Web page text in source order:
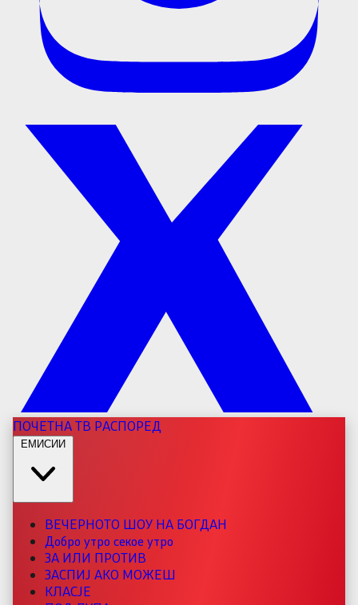
ПОЧЕТНАТВ РАСПОРЕД
ЕМИСИИ
ВЕЧЕРНОТО ШОУ НА БОГДАН
Добро утро секое утро
ЗА ИЛИ ПРОТИВ
ЗАСПИЈ АКО МОЖЕШ
КЛАСЈЕ